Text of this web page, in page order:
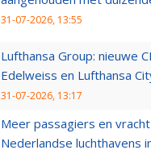
31-07-2026, 13:55
Lufthansa Group: nieuwe
Edelweiss en Lufthansa
31-07-2026, 13:17
Meer passagiers en
Nederlandse luchthavens